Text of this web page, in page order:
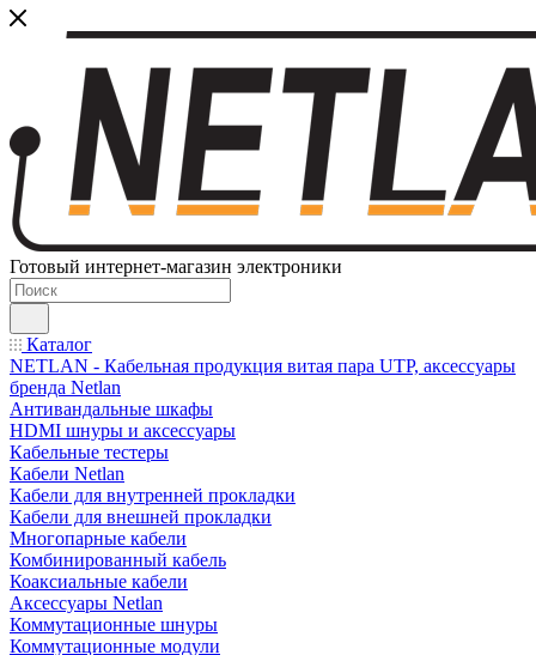
Готовый интернет-магазин электроники
Каталог
NETLAN - Кабельная продукция витая пара UTP, аксессуары
бренда Netlan
Антивандальные шкафы
HDMI шнуры и аксессуары
Кабельные тестеры
Кабели Netlan
Кабели для внутренней прокладки
Кабели для внешней прокладки
Многопарные кабели
Комбинированный кабель
Коаксиальные кабели
Аксессуары Netlan
Коммутационные шнуры
Коммутационные модули